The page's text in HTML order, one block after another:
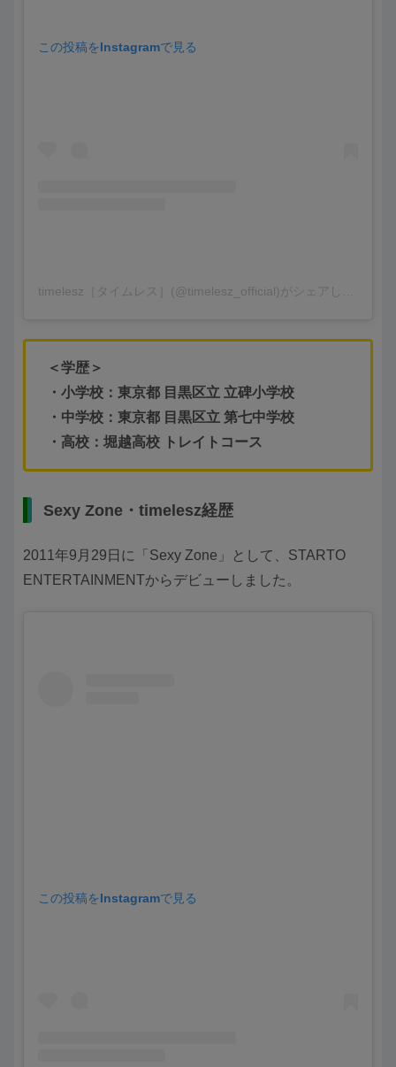
この投稿をInstagramで見る
＜学歴＞
・小学校：東京都 目黒区立 立碑小学校
・中学校：東京都 目黒区立 第七中学校
・高校：堀越高校 トレイトコース
Sexy Zone・timelesz経歴
2011年9月29日に「Sexy Zone」として、STARTO
ENTERTAINMENTからデビューしました。
この投稿をInstagramで見る